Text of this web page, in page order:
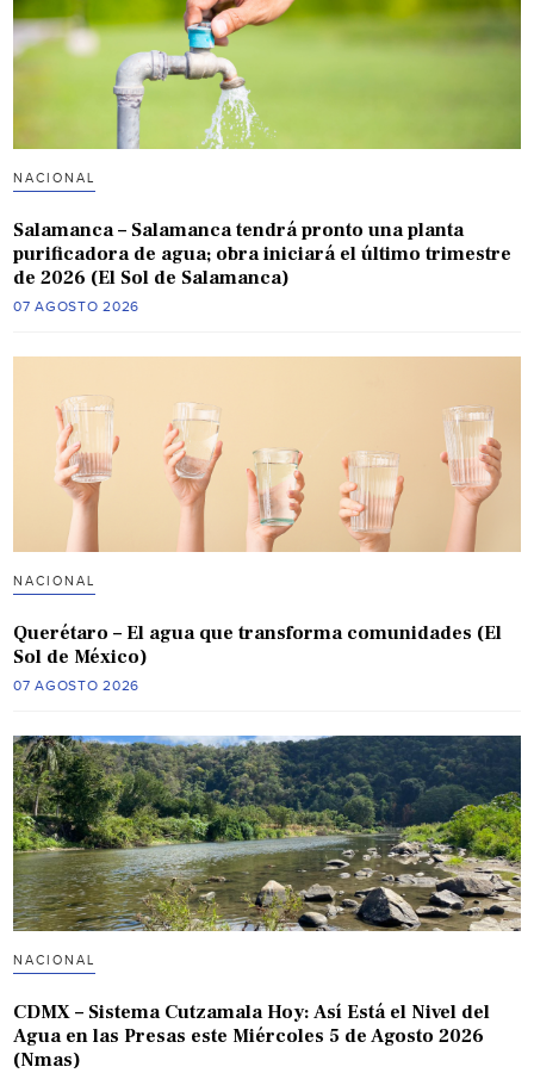
NACIONAL
Salamanca – Salamanca tendrá pronto una planta
purificadora de agua; obra iniciará el último trimestre
de 2026 (El Sol de Salamanca)
07 AGOSTO 2026
NACIONAL
Querétaro – El agua que transforma comunidades (El
Sol de México)
07 AGOSTO 2026
NACIONAL
CDMX – Sistema Cutzamala Hoy: Así Está el Nivel del
Agua en las Presas este Miércoles 5 de Agosto 2026
(Nmas)